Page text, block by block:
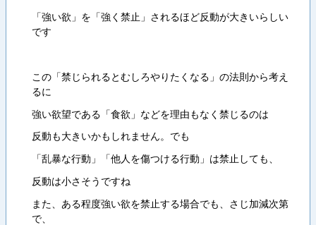
「強い欲」を「強く禁止」されるほど反動が大きいらしい
です
この「禁じられるとむしろやりたくなる」の法則から考え
るに
強い欲望である「食欲」などを理由もなく禁じるのは
反動も大きいかもしれません。でも
「乱暴な行動」「他人を傷つける行動」は禁止しても、
反動は小さそうですね
また、ある程度強い欲を禁止する場合でも、さじ加減次第
で、